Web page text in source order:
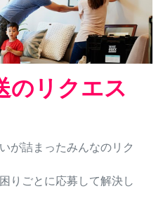
のリクエス
が詰まったみんなのリク
りごとに応募して解決し